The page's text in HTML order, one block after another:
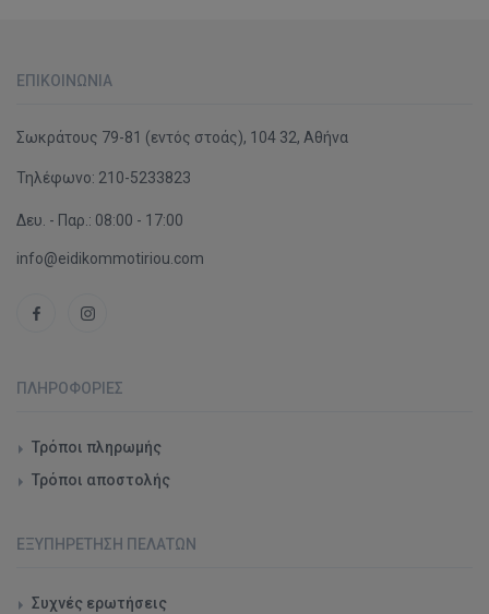
ΕΠΙΚΟΙΝΩΝΊΑ
Σωκράτους 79-81 (εντός στοάς), 104 32, Αθήνα
Τηλέφωνο: 210-5233823
Δευ. - Παρ.: 08:00 - 17:00
info@eidikommotiriou.com
ΠΛΗΡΟΦΟΡΊΕΣ
Τρόποι πληρωμής
Τρόποι αποστολής
ΕΞΥΠΗΡΈΤΗΣΗ ΠΕΛΑΤΏΝ
Συχνές ερωτήσεις